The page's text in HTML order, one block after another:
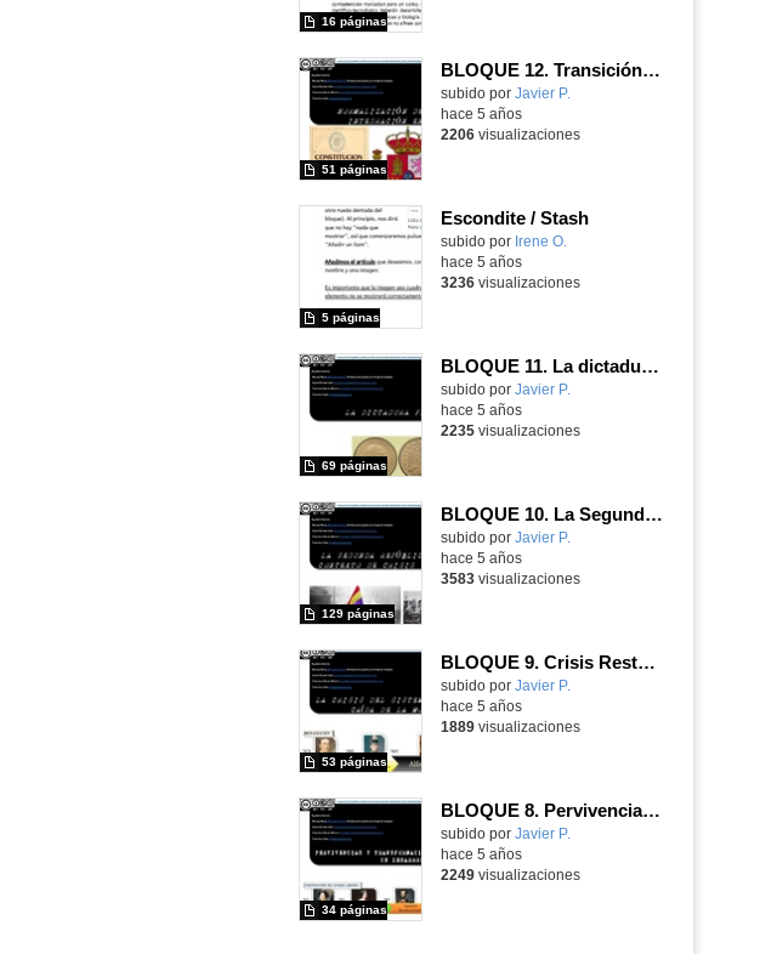
16 páginas
BLOQUE 12. Transición y democracia (1975-actualidad)
Contenido educativo.
subido por Javier P.
51 páginas
hace 5 años
2206visualizaciones
Escondite / Stash
subido por Irene O.
5 páginas
hace 5 años
3236visualizaciones
BLOQUE 11. La dictadura franquista (1939-1975)
Contenido educativo.
subido por Javier P.
69 páginas
hace 5 años
2235visualizaciones
BLOQUE 10. La Segunda República y la Guerra Civil
Contenido educativo.
subido por Javier P.
129 páginas
hace 5 años
3583visualizaciones
BLOQUE 9. Crisis Restauración y caída de la Monarquía (1902-1931)
Contenido educativo.
subido por Javier P.
53 páginas
hace 5 años
1889visualizaciones
BLOQUE 8. Pervivencias y transormaciones ESPAÑA SIGLO XIX
Contenido educativo.
subido por Javier P.
34 páginas
hace 5 años
2249visualizaciones